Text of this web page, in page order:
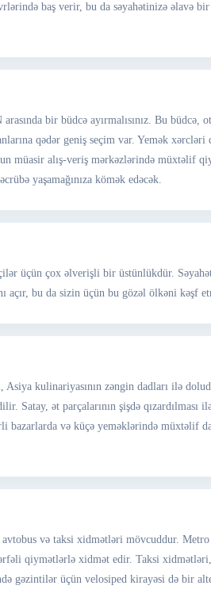
baş verir, bu da səyahətinizə əlavə bir
bir büdcə ayırmalısınız. Bu
qədər geniş seçim var. Yemək
alış-veriş mərkəzlərində müxtəlif
yaşamağınıza kömək edəcək.
üçün çox əlverişli bir üstünlükdür.
bu da sizin üçün bu gözəl ölkəni kəşf
kulinariyasının zəngin dadları ilə
Satay, ət parçalarının şişdə
bazarlarda və küçə yeməklərində müxtəlif
və taksi xidmətləri mövcuddur.
qiymətlərlə xidmət edir. Taksi
gəzintilər üçün velosiped kirayəsi də bir